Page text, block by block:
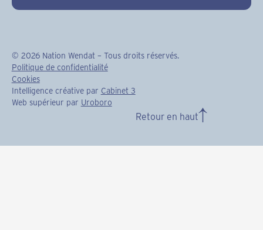
© 2026Nation Wendat – Tous droits réservés.
Politique de confidentialité
Cookies
Intelligence créative par Cabinet 3
Web supérieur par Uroboro
Retour en haut